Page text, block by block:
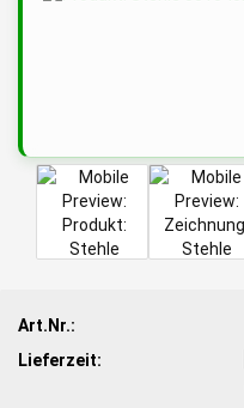
Art.Nr.:
Lieferzeit: